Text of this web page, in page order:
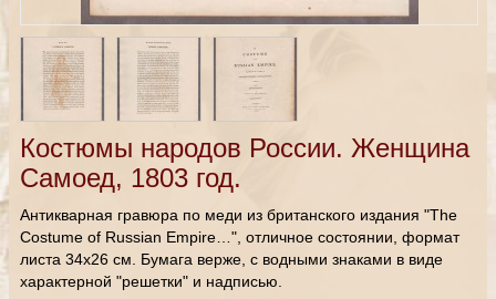
Костюмы народов России. Женщина
Самоед, 1803 год.
Антикварная гравюра по меди из британского издания "The
Costume of Russian Empire…", отличное состоянии, формат
листа 34х26 см. Бумага верже, с водными знаками в виде
характерной "решетки" и надписью.